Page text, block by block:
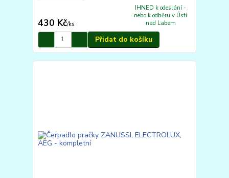
430 Kč/ks
IHNED k odeslání -
nebo k odběru v Ústí
nad Labem
Přidat do košíku